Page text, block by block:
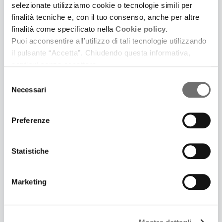
selezionate utilizziamo cookie o tecnologie simili per
finalità tecniche e, con il tuo consenso, anche per altre
finalità come specificato nella Cookie policy.
Puoi acconsentire all’utilizzo di tali tecnologie utilizzando
il pulsante “Accetta”. Chiudendo questa informativa,
delNecessari
Preferenze
Statistiche
Marketing
6 Giugno 2017
PIETRO MANODORI: SE LA FINANZA HA UN'ETICA
Il ricco possidente che fu sindaco e benefattore di